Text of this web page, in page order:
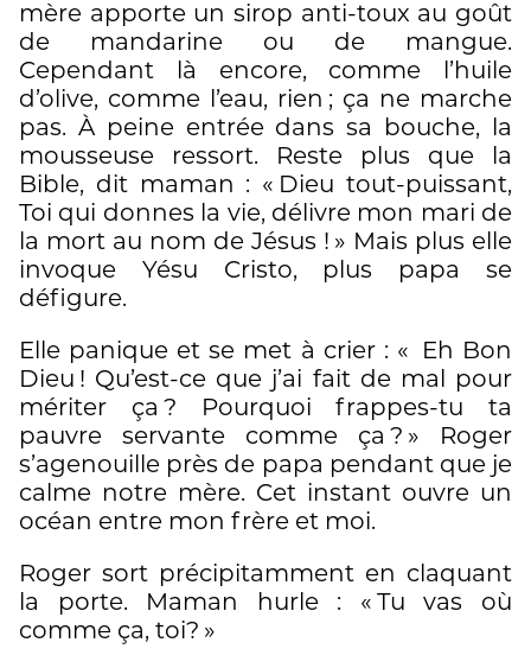
mère apporte un sirop anti-toux au goût
de mandarine ou de mangue.
Cependant là encore, comme l’huile
d’olive, comme l’eau, rien ; ça ne marche
pas. À peine entrée dans sa bouche, la
mousseuse ressort. Reste plus que la
Bible, dit maman : « Dieu tout-puissant,
Toi qui donnes la vie, délivre mon mari de
la mort au nom de Jésus ! » Mais plus elle
invoque Yésu Cristo, plus papa se
défigure.
Elle panique et se met à crier : « Eh Bon
Dieu ! Qu’est-ce que j’ai fait de mal pour
mériter ça ? Pourquoi frappes-tu ta
pauvre servante comme ça ? » Roger
s’agenouille près de papa pendant que je
calme notre mère. Cet instant ouvre un
océan entre mon frère et moi.
Roger sort précipitamment en claquant
la porte. Maman hurle : « Tu vas où
comme ça, toi? »